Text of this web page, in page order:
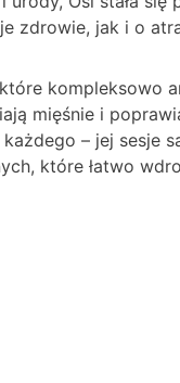
zdrowie, jak i o
które kompleksowo
mięśnie i
– jej sesje
które łatwo